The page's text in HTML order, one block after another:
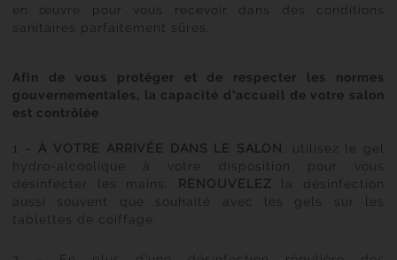
en œuvre pour vous recevoir dans des conditions
sanitaires parfaitement sûres.
Afin de vous protéger et de respecter les normes
gouvernementales, la capacité d’accueil de votre salon
est contrôlée
1 – À VOTRE ARRIVÉE DANS LE SALON
, utilisez le gel
hydro-alcoolique à votre disposition pour vous
désinfecter les mains.
RENOUVELEZ la désinfection
aussi souvent que souhaité avec les gels sur les
tablettes de coiffage.